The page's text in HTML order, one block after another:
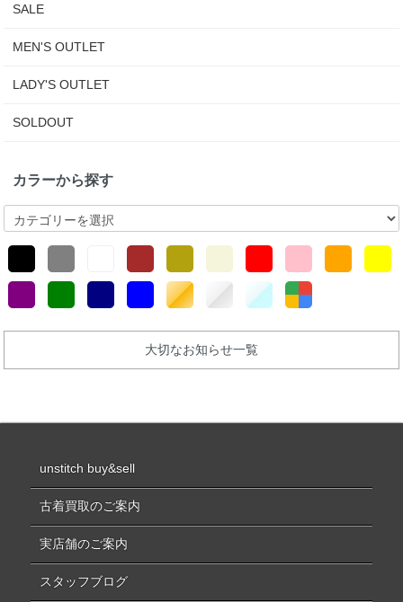
SALE
MEN'S OUTLET
LADY'S OUTLET
SOLDOUT
カラーから探す
大切なお知らせ一覧
unstitch buy&sell
古着買取のご案内
実店舗のご案内
スタッフブログ